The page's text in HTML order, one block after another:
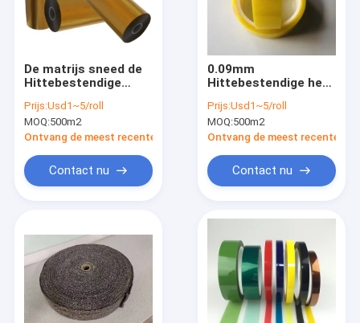
Producten
Ongeveer ons
Fabrieksreis
De matrijs sneed de
Hittebestendige
Rangpolyimide van de
Isolatieband H
Prijs:Usd1~5/roll
MOQ:500m2
Ontvang de meest recente Prijs
Contact nu
0.09mm
Hittebestendige het
Op hoge temperatuur
van de Isolatieband
Prijs:Usd1~5/roll
MOQ:500m2
Ontvang de meest recente
Contact nu